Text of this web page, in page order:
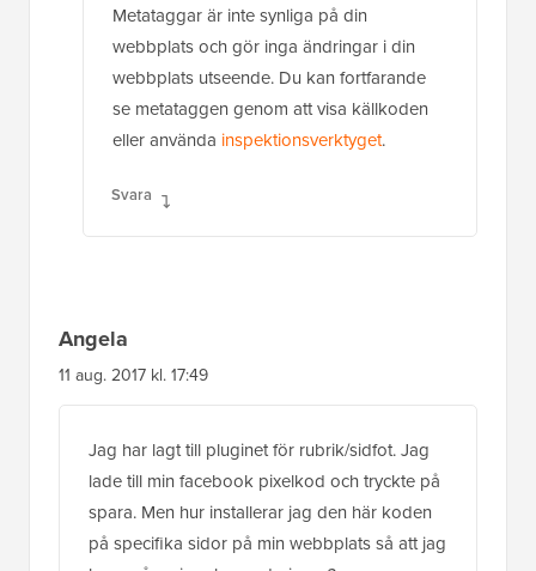
Metataggar är inte synliga på din
webbplats och gör inga ändringar i din
webbplats utseende. Du kan fortfarande
se metataggen genom att visa källkoden
eller använda inspektionsverktyget.
Svara
Angela
11 aug. 2017 kl. 17:49
Jag har lagt till pluginet för rubrik/sidfot. Jag
lade till min facebook pixelkod och tryckte på
spara. Men hur installerar jag den här koden
på specifika sidor på min webbplats så att jag